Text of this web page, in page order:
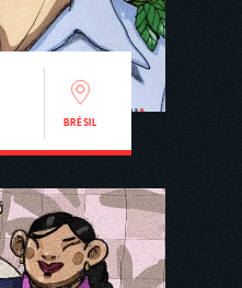
BRÉSIL